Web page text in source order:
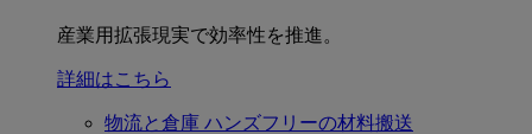
産業用拡張現実で効率性を推進。
詳細はこちら
物流と倉庫 ハンズフリーの材料搬送